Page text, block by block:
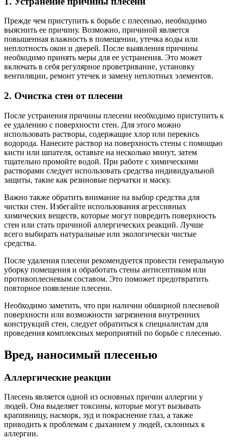
Прежде чем приступить к борьбе с плесенью, необходимо
выяснить ее причину. Возможно, причиной является
повышенная влажность в помещении, утечка воды или
неплотность окон и дверей. После выявления причины
необходимо принять меры для ее устранения. Это может
включать в себя регулярное проветривание, установку
вентиляции, ремонт утечек и замену неплотных элементов.
2. Очистка стен от плесени
После устранения причины плесени необходимо приступить к
ее удалению с поверхности стен. Для этого можно
использовать растворы, содержащие хлор или перекись
водорода. Нанесите раствор на поверхность стены с помощью
кисти или шпателя, оставьте на несколько минут, затем
тщательно промойте водой. При работе с химическими
растворами следует использовать средства индивидуальной
защиты, такие как резиновые перчатки и маску.
Важно также обратить внимание на выбор средства для
чистки стен. Избегайте использования агрессивных
химических веществ, которые могут повредить поверхность
стен или стать причиной аллергических реакций. Лучше
всего выбирать натуральные или экологически чистые
средства.
После удаления плесени рекомендуется провести генеральную
уборку помещения и обработать стены антисептиком или
противоплесневым составом. Это поможет предотвратить
повторное появление плесени.
Необходимо заметить, что при наличии обширной плесневой
поверхности или возможности загрязнения внутренних
конструкций стен, следует обратиться к специалистам для
проведения комплексных мероприятий по борьбе с плесенью.
Вред, наносимый плесенью
Аллергические реакции
Плесень является одной из основных причин аллергии у
людей. Она выделяет токсины, которые могут вызывать
крапивницу, насморк, зуд и покраснение глаз, а также
приводить к проблемам с дыханием у людей, склонных к
аллергии.